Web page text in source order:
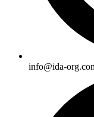
info@ida-